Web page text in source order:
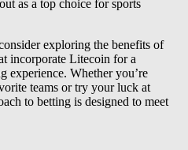
as a top choice for sports
exploring the benefits of
incorporate Litecoin for a
experience. Whether you’re
teams or try your luck at
to betting is designed to meet